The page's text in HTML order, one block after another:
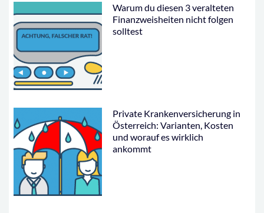
Warum du diesen 3 veralteten
Finanzweisheiten nicht folgen
solltest
Private Krankenversicherung in
Österreich: Varianten, Kosten
und worauf es wirklich
ankommt